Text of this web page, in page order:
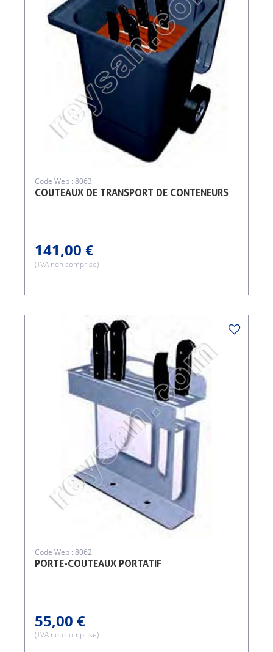
COUTEAUX DE TRANSPORT DE CONTENEURS
Code Web : 8063
141,00 €
(TVA non comprise)
PORTE-COUTEAUX PORTATIF
Code Web : 8062
55,00 €
(TVA non comprise)